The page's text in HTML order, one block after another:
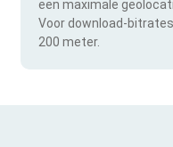
een maximale
Voor download-
200 meter.